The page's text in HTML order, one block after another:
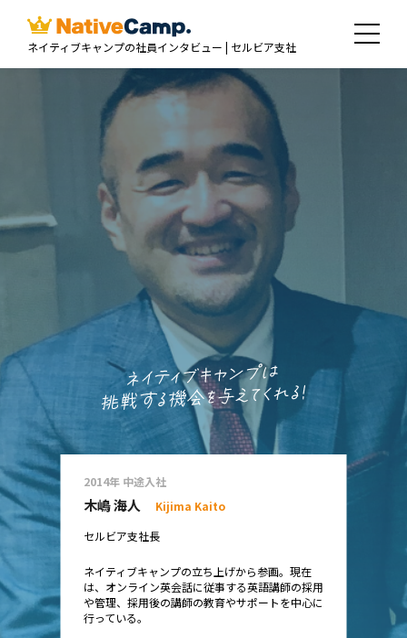
ネイティブキャンプの社員インタビュー | セルビア支社
2014年 中途入社
木嶋 海人
Kijima Kaito
セルビア支社長
ネイティブキャンプの立ち上げから参画。現在
は、オンライン英会話に従事する英語講師の採用
や管理、採用後の講師の教育やサポートを中心に
行っている。